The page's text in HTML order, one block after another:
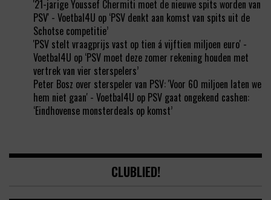
'21-jarige Youssef Chermiti moet de nieuwe spits worden van
PSV' - Voetbal4U op ‘PSV denkt aan komst van spits uit de
Schotse competitie’
'PSV stelt vraagprijs vast op tien á vijftien miljoen euro' -
Voetbal4U op ‘PSV moet deze zomer rekening houden met
vertrek van vier sterspelers’
Peter Bosz over sterspeler van PSV: 'Voor 60 miljoen laten we
hem niet gaan' - Voetbal4U op PSV gaat ongekend cashen:
‘Eindhovense monsterdeals op komst’
CLUBLIED!